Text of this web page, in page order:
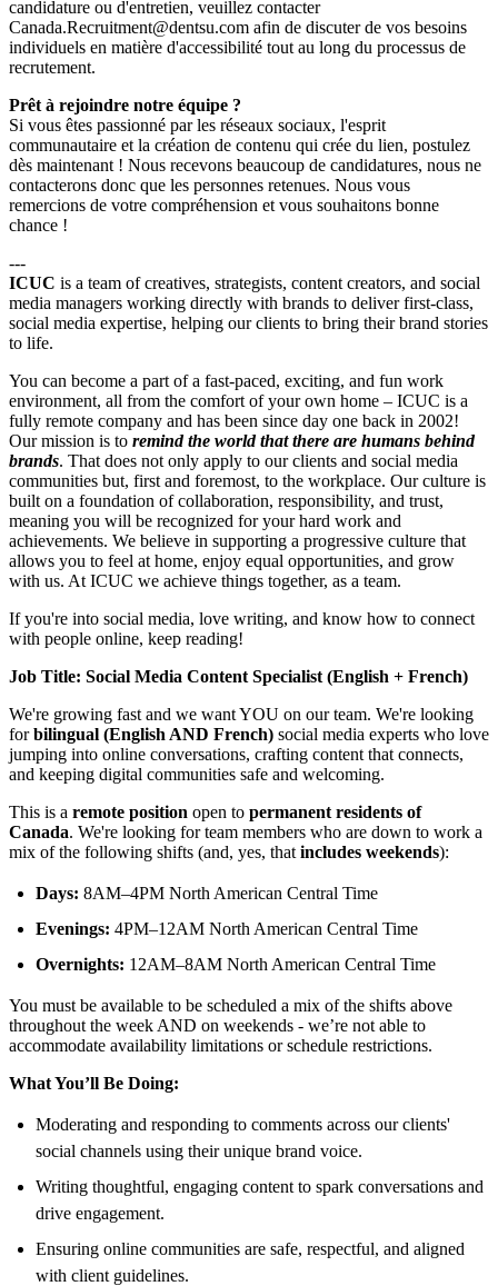
candidature ou d'entretien, veuillez contacter
Canada.Recruitment@dentsu.com afin de discuter de vos besoins
individuels en matière d'accessibilité tout au long du processus de
recrutement.
Prêt à rejoindre notre équipe ?
Si vous êtes passionné par les réseaux sociaux, l'esprit
communautaire et la création de contenu qui crée du lien, postulez
dès maintenant ! Nous recevons beaucoup de candidatures, nous ne
contacterons donc que les personnes retenues. Nous vous
remercions de votre compréhension et vous souhaitons bonne
chance !
---
ICUC is a team of creatives, strategists, content creators, and social
media managers working directly with brands to deliver first-class,
social media expertise, helping our clients to bring their brand stories
to life.
You can become a part of a fast-paced, exciting, and fun work
environment, all from the comfort of your own home – ICUC is a
fully remote company and has been since day one back in 2002!
Our mission is to remind the world that there are humans behind
brands. That does not only apply to our clients and social media
communities but, first and foremost, to the workplace. Our culture is
built on a foundation of collaboration, responsibility, and trust,
meaning you will be recognized for your hard work and
achievements. We believe in supporting a progressive culture that
allows you to feel at home, enjoy equal opportunities, and grow
with us. At ICUC we achieve things together, as a team.
If you're into social media, love writing, and know how to connect
with people online, keep reading!
Job Title: Social Media Content Specialist (English + French)
We're growing fast and we want YOU on our team. We're looking
forbilingual (English AND French) social media experts who love
jumping into online conversations, crafting content that connects,
and keeping digital communities safe and welcoming.
This is a remote position open to permanent residents of
Canada. We're looking for team members who are down to work a
mix of the following shifts (and, yes, that includes weekends):
Days: 8AM–4PM North American Central Time
Evenings: 4PM–12AM North American Central Time
Overnights: 12AM–8AM North American Central Time
You must be available to be scheduled a mix of the shifts above
throughout the week AND on weekends - we’re not able to
accommodate availability limitations or schedule restrictions.
What You’ll Be Doing:
Moderating and responding to comments across our clients'
social channels using their unique brand voice.
Writing thoughtful, engaging content to spark conversations and
drive engagement.
Ensuring online communities are safe, respectful, and aligned
with client guidelines.